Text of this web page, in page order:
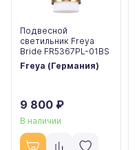
Подвесной
светильник Freya
Bride FR5367PL-01BS
Freya (Германия)
9 800 ₽
В наличии